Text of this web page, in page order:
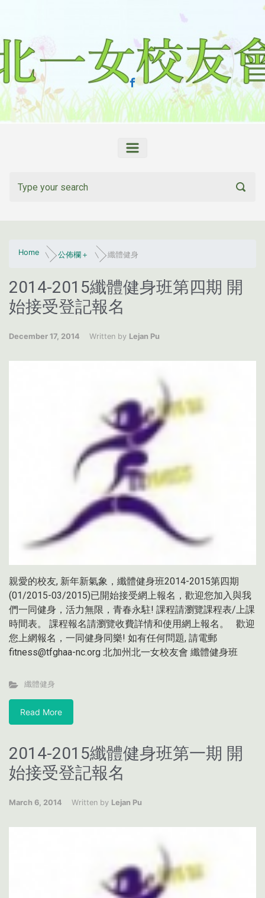
Home 公佈欄＋ 纖體健身
2014-2015纖體健身班第四期 開
始接受登記報名
December 17, 2014 Written by Lejan Pu
親愛的校友, 新年新氣象，纖體健身班2014-2015第四期
(01/2015-03/2015)已開始接受網上報名，歡迎您加入與我
們一同健身，活力無限，青春永駐! 課程請瀏覽課程表/上課
時間表。 課程報名請瀏覽收費詳情和使用網上報名。 歡迎
您上網報名，一同健身同樂! 如有任何問題, 請電郵
fitness@tfghaa-nc.org 北加州北一女校友會 纖體健身班
纖體健身
Read More
2014-2015纖體健身班第一期 開
始接受登記報名
March 6, 2014 Written by Lejan Pu